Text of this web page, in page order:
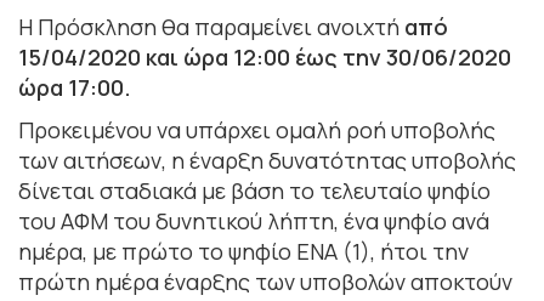
Η Πρόσκληση θα παραμείνει ανοιχτή από
15/04/2020 και ώρα 12:00 έως την 30/06/2020
ώρα 17:00.
Προκειμένου να υπάρχει ομαλή ροή υποβολής
των αιτήσεων, η έναρξη δυνατότητας υποβολής
δίνεται σταδιακά με βάση το τελευταίο ψηφίο
του ΑΦΜ του δυνητικού λήπτη, ένα ψηφίο ανά
ημέρα, με πρώτο το ψηφίο ENA (1), ήτοι την
πρώτη ημέρα έναρξης των υποβολών αποκτούν